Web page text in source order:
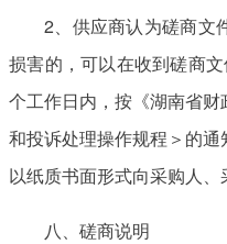
2、供应商认为磋商文
损害的，可以在收到磋商
个工作日内，按《湖南省
和投诉处理操作规程＞的通
以纸质书面形式向采购人、
八、磋商说明